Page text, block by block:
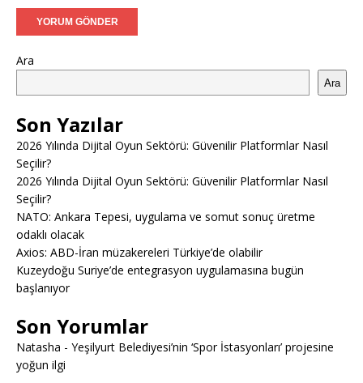
Ara
Ara
Son Yazılar
2026 Yılında Dijital Oyun Sektörü: Güvenilir Platformlar Nasıl
Seçilir?
2026 Yılında Dijital Oyun Sektörü: Güvenilir Platformlar Nasıl
Seçilir?
NATO: Ankara Tepesi, uygulama ve somut sonuç üretme
odaklı olacak
Axios: ABD-İran müzakereleri Türkiye’de olabilir
Kuzeydoğu Suriye’de entegrasyon uygulamasına bugün
başlanıyor
Son Yorumlar
Natasha - Yeşilyurt Belediyesi’nin ‘Spor İstasyonları’ projesine
yoğun ilgi